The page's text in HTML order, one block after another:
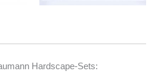
Hardscape-Sets: